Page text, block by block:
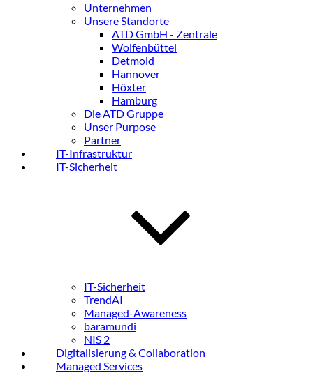
Unternehmen
Unsere Standorte
ATD GmbH - Zentrale
Wolfenbüttel
Detmold
Hannover
Höxter
Hamburg
Die ATD Gruppe
Unser Purpose
Partner
IT-Infrastruktur
IT-Sicherheit
IT-Sicherheit
TrendAI
Managed-Awareness
baramundi
NIS 2
Digitalisierung & Collaboration
Managed Services